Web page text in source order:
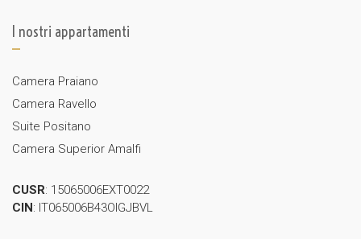
I nostri appartamenti
Camera Praiano
Camera Ravello
Suite Positano
Camera Superior Amalfi
CUSR: 15065006EXT0022
CIN: IT065006B43OIGJBVL